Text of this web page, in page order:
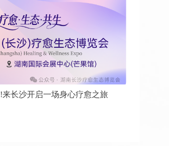
长沙开启一场身心疗愈之旅